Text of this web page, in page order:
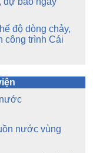
độ dòng chảy,
công trình Cái
nước vùng